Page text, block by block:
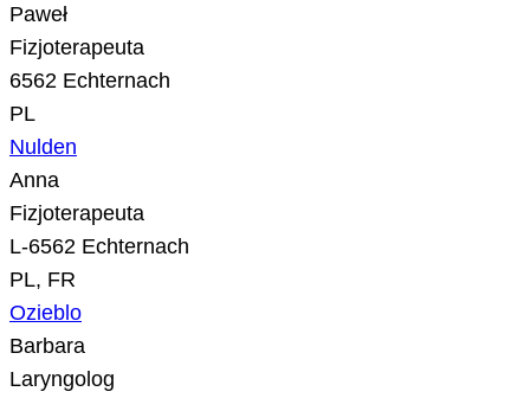
Paweł
Fizjoterapeuta
6562 Echternach
PL
Nulden
Anna
Fizjoterapeuta
L-6562 Echternach
PL, FR
Ozieblo
Barbara
Laryngolog